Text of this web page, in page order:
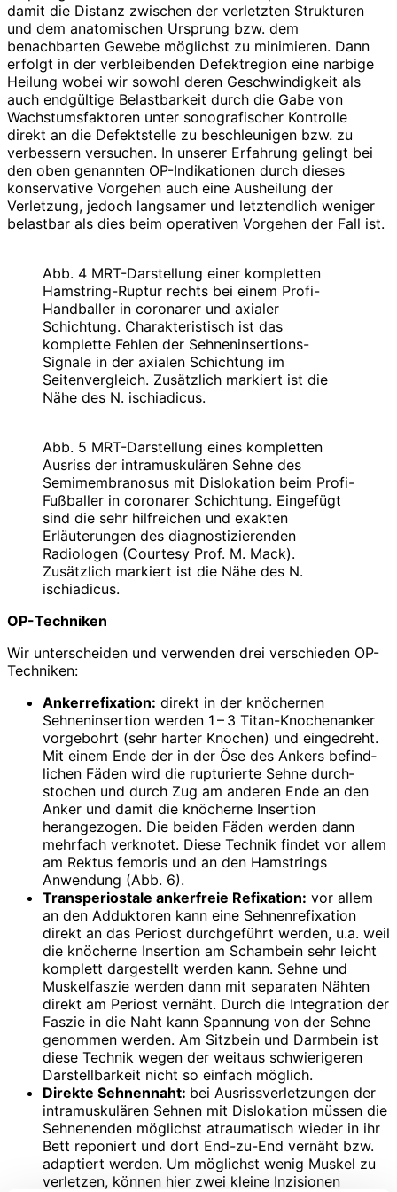
damit die Distanz zwischen der verletzten Strukturen
und dem anatomischen Ursprung bzw. dem
benachbarten Gewebe möglichst zu minimieren. Dann
erfolgt in der verbleibenden Defektregion eine narbige
Heilung wobei wir sowohl deren Geschwindigkeit als
auch endgültige Belastbarkeit durch die Gabe von
Wachstumsfaktoren unter sonografischer Kontrolle
direkt an die Defektstelle zu beschleunigen bzw. zu
verbessern versuchen. In unserer Erfahrung gelingt bei
den oben genannten OP-Indikationen durch dieses
konservative Vorgehen auch eine Ausheilung der
Verletzung, jedoch langsamer und letztendlich weniger
belastbar als dies beim operativen Vorgehen der Fall ist.
Abb. 4 MRT-Darstellung einer kompletten
Hamstring-Ruptur rechts bei einem Profi-
Handballer in coronarer und axialer
Schichtung. Charakteristisch ist das
komplette Fehlen der Sehnen­insertions-
Signale in der axialen Schichtung im
Seitenvergleich. Zusätzlich markiert ist die
Nähe des N. ischiadicus.
Abb. 5 MRT-Darstellung eines kompletten
Ausriss der intramuskulären Sehne des
Semimembranosus mit Dislokation beim Profi-
Fußballer in coronarer Schichtung. Eingefügt
sind die sehr hilfreichen und exakten
Erläuterungen des diagnostizierenden
Radiologen (Courtesy Prof. M. Mack).
Zusätzlich markiert ist die Nähe des N.
ischiadicus.
OP-Techniken
Wir unterscheiden und verwenden drei verschieden OP-
Techniken:
Ankerrefixation: direkt in der knöchernen
Sehneninsertion werden 1 – 3 Titan-Knochenanker
vorgebohrt (sehr harter Knochen) und eingedreht.
Mit einem Ende der in der Öse des Ankers befind­
lichen Fäden wird die rupturierte Sehne durch­
stochen und durch Zug am anderen Ende an den
Anker und damit die knöcherne Insertion
herangezogen. Die beiden Fäden werden dann
mehrfach verknotet. Diese Technik findet vor allem
am Rektus femoris und an den Hamstrings
Anwendung (Abb. 6).
Transperiostale ankerfreie Refixation: vor allem
an den Adduktoren kann eine Sehnenrefixation
direkt an das Periost durchgeführt werden, u.a. weil
die knöcherne Insertion am Schambein sehr leicht
komplett dargestellt werden kann. Sehne und
Muskelfaszie werden dann mit separaten Nähten
direkt am Periost vernäht. Durch die Integration der
Faszie in die Naht kann Spannung von der Sehne
genommen werden. Am Sitzbein und Darmbein ist
diese Technik wegen der weitaus schwierigeren
Darstellbarkeit nicht so einfach möglich.
Direkte Sehnennaht: bei Ausrissverlet­zungen der
intramuskulären Sehnen mit Dislokation müssen die
Sehnenenden möglichst atraumatisch wieder in ihr
Bett reponiert und dort End-zu-End vernäht bzw.
adaptiert werden. Um möglichst wenig Muskel zu
verletzen, können hier zwei kleine Inzisionen